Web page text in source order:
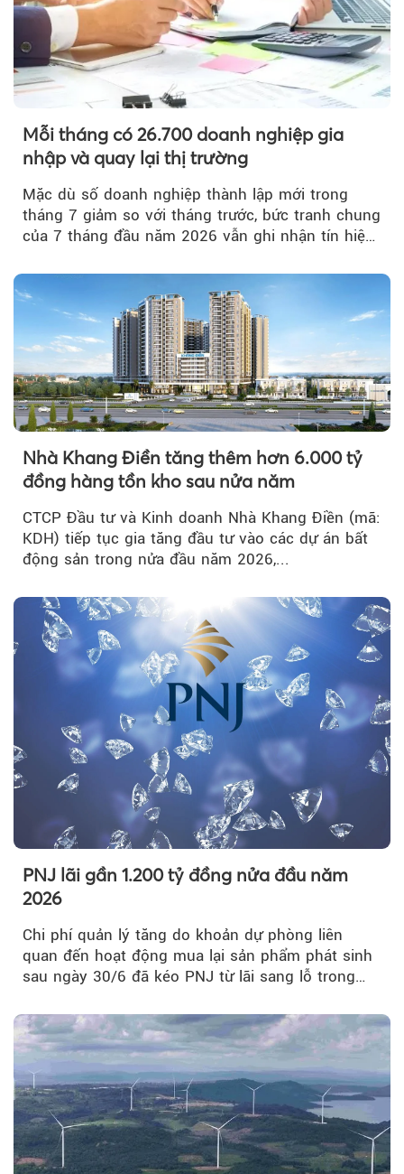
Mỗi tháng có 26.700 doanh nghiệp gia
nhập và quay lại thị trường
Mặc dù số doanh nghiệp thành lập mới trong
tháng 7 giảm so với tháng trước, bức tranh chung
của 7 tháng đầu năm 2026 vẫn ghi nhận tín hiệu
Nhà Khang Điền tăng thêm hơn 6.000 tỷ
đồng hàng tồn kho sau nửa năm
CTCP Đầu tư và Kinh doanh Nhà Khang Điền (mã:
KDH) tiếp tục gia tăng đầu tư vào các dự án bất
động sản trong nửa đầu năm 2026,...
PNJ lãi gần 1.200 tỷ đồng nửa đầu năm
2026
Chi phí quản lý tăng do khoản dự phòng liên
quan đến hoạt động mua lại sản phẩm phát sinh
sau ngày 30/6 đã kéo PNJ từ lãi sang lỗ trong